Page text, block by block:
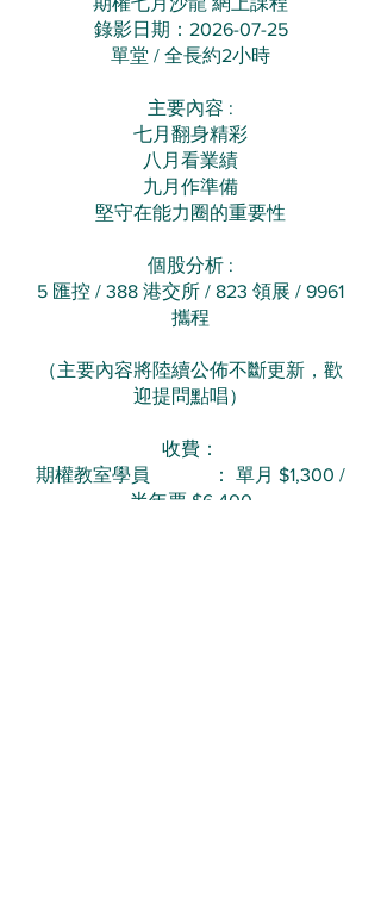
錄影日期：2026-07-25
單堂 / 全長約2小時
主要內容 :
七月翻身精彩
八月看業績
九月作準備
​堅守在能力圈的重要性
​個股分析 :
5 匯控 / 388 港交所 / 823 領展 / 9961
攜程
（主要內容將陸續公佈不斷更新，歡
迎提問點唱）
收費：
期權教室學員 ： 單月 $1,300 /
半年票 $6,400